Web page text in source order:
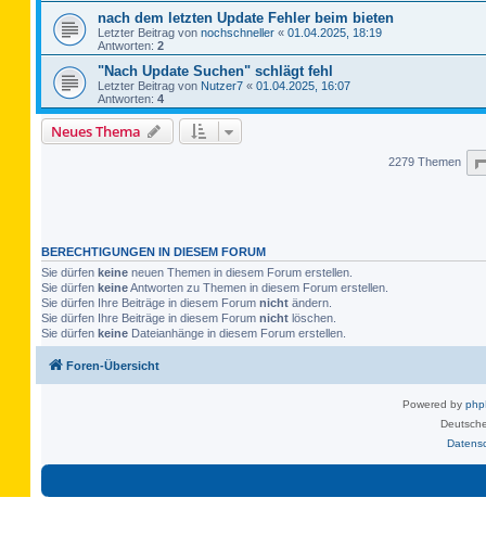
nach dem letzten Update Fehler beim bieten
Letzter Beitrag von nochschneller « 01.04.2025, 18:19
Antworten: 2
"Nach Update Suchen" schlägt fehl
Letzter Beitrag von Nutzer7 « 01.04.2025, 16:07
Antworten: 4
Neues Thema
2279 Themen
BERECHTIGUNGEN IN DIESEM FORUM
Sie dürfen keine neuen Themen in diesem Forum erstellen.
Sie dürfen keineAntworten zu Themen in diesem Forum erstellen.
Sie dürfen Ihre Beiträge in diesem Forum nicht ändern.
Sie dürfen Ihre Beiträge in diesem Forum nicht löschen.
Sie dürfen keine Dateianhänge in diesem Forum erstellen.
Foren-Übersicht
Powered by